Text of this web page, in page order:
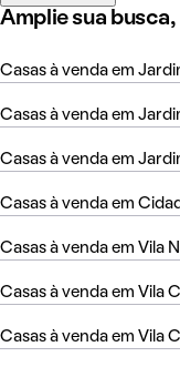
Amplie sua
Casas à venda em
Casas à venda em
Casas à venda em
Casas à venda em
Casas à venda em Vila
Casas à venda em Vila
Casas à venda em Vila